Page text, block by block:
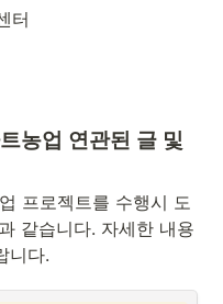
터
농업 연관된 글 및
프로젝트를 수행시 도
같습니다. 자세한 내용
니다.